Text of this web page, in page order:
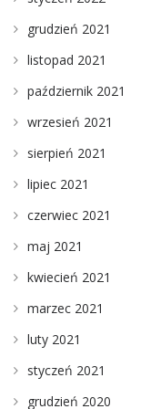
grudzień 2021
listopad 2021
październik 2021
wrzesień 2021
sierpień 2021
lipiec 2021
czerwiec 2021
maj 2021
kwiecień 2021
marzec 2021
luty 2021
styczeń 2021
grudzień 2020